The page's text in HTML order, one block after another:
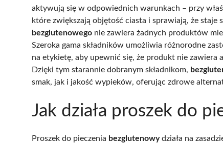
aktywują się w odpowiednich warunkach – przy
które zwiększają objętość ciasta i sprawiają, że staje
bezglutenowego nie zawiera żadnych produktów
Szeroka gama składników umożliwia różnorodne
na etykietę, aby upewnić się, że produkt nie zawiera
Dzięki tym starannie dobranym składnikom,
smak, jak i jakość wypieków, oferując zdrowe
Jak działa proszek do
Proszek do pieczenia bezglutenowydziała na